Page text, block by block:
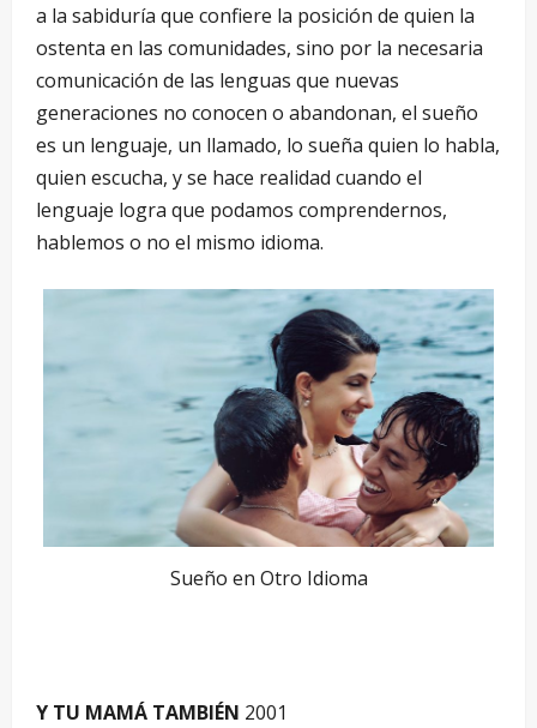
a la sabiduría que confiere la posición de quien la
ostenta en las comunidades, sino por la necesaria
comunicación de las lenguas que nuevas
generaciones no conocen o abandonan, el sueño
es un lenguaje, un llamado, lo sueña quien lo habla,
quien escucha, y se hace realidad cuando el
lenguaje logra que podamos comprendernos,
hablemos o no el mismo idioma.
Sueño en Otro Idioma
Y TU MAMÁ TAMBIÉN 2001